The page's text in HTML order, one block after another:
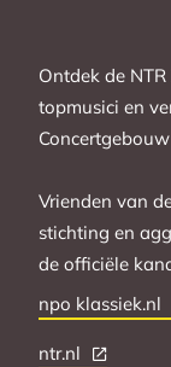
Ontdek de
topmusici en
Vrienden van
stichting en
de officiële
npo klassiek.nl
ntr.nl